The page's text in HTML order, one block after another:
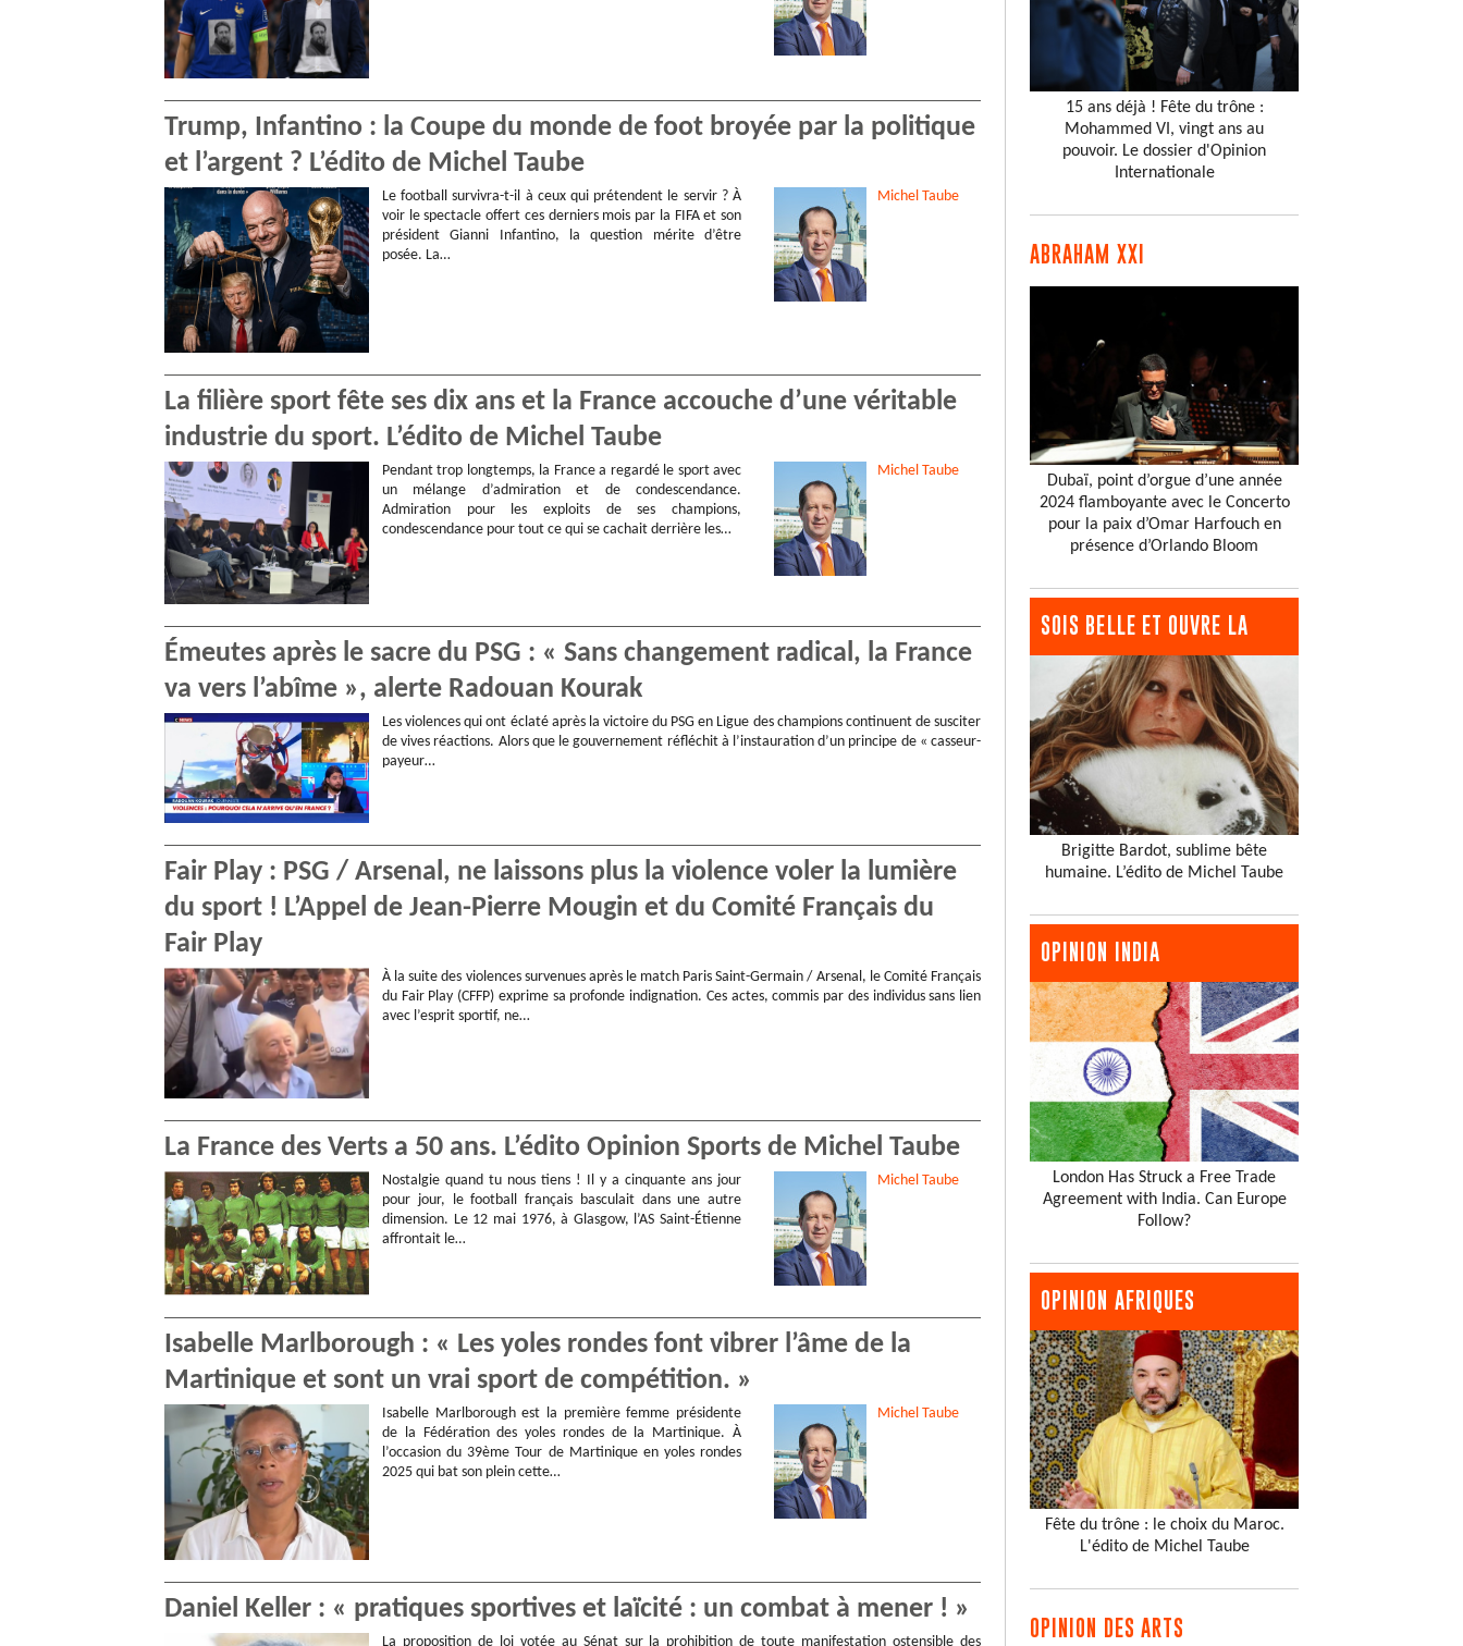
Trump, Infantino : la Coupe du monde de foot broyée par la politique
et l’argent ? L’édito de Michel Taube
Le football survivra-t-il à ceux qui prétendent le servir ? À
voir le spectacle offert ces derniers mois par la FIFA et son
président Gianni Infantino, la question mérite d’être
posée. La…
Michel Taube
La filière sport fête ses dix ans et la France accouche d’une véritable
industrie du sport. L’édito de Michel Taube
Pendant trop longtemps, la France a regardé le sport avec
un mélange d’admiration et de condescendance.
Admiration pour les exploits de ses champions,
condescendance pour tout ce qui se cachait derrière les…
Michel Taube
Émeutes après le sacre du PSG : « Sans changement radical, la France
va vers l’abîme », alerte Radouan Kourak
Les violences qui ont éclaté après la victoire du PSG en Ligue des champions continuent de susciter
de vives réactions. Alors que le gouvernement réfléchit à l’instauration d’un principe de « casseur-
payeur…
Fair Play : PSG / Arsenal, ne laissons plus la violence voler la lumière
du sport ! L’Appel de Jean-Pierre Mougin et du Comité Français du
Fair Play
À la suite des violences survenues après le match Paris Saint-Germain / Arsenal, le Comité Français
du Fair Play (CFFP) exprime sa profonde indignation. Ces actes, commis par des individus sans lien
avec l’esprit sportif, ne…
La France des Verts a 50 ans. L’édito Opinion Sports de Michel Taube
Nostalgie quand tu nous tiens ! Il y a cinquante ans jour
pour jour, le football français basculait dans une autre
dimension. Le 12 mai 1976, à Glasgow, l’AS Saint-Étienne
affrontait le…
Michel Taube
Isabelle Marlborough : « Les yoles rondes font vibrer l’âme de la
Martinique et sont un vrai sport de compétition. »
Isabelle Marlborough est la première femme présidente
de la Fédération des yoles rondes de la Martinique. À
l’occasion du 39ème Tour de Martinique en yoles rondes
2025 qui bat son plein cette…
Michel Taube
Daniel Keller : « pratiques sportives et laïcité : un combat à mener ! »
La proposition de loi votée au Sénat sur la prohibition de toute manifestation ostensible des
15 ans déjà ! Fête du trône :
Mohammed VI, vingt ans au
pouvoir. Le dossier d'Opinion
Internationale
ABRAHAM XXI
Dubaï, point d’orgue d’une année
2024 flamboyante avec le Concerto
pour la paix d’Omar Harfouch en
présence d’Orlando Bloom
SOIS BELLE ET OUVRE LA
Brigitte Bardot, sublime bête
humaine. L’édito de Michel Taube
OPINION INDIA
London Has Struck a Free Trade
Agreement with India. Can Europe
Follow?
OPINION AFRIQUES
Fête du trône : le choix du Maroc.
L'édito de Michel Taube
OPINION DES ARTS